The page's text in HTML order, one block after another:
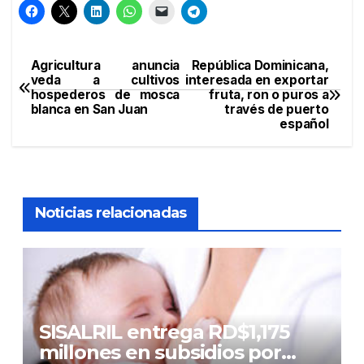
Navegación
de
República Dominicana,
interesada en exportar
fruta, ron o puros a
través de puerto
español
Agricultura anuncia
veda a cultivos
hospederos de mosca
blanca en San Juan
Noticias relacionadas
SISALRIL entrega RD$1,175
millones en subsidios por